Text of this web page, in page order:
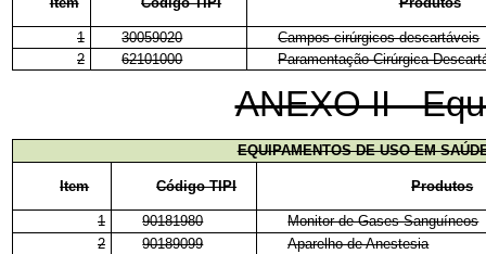
1 30059020
Campos cirúrgicos descartáveis
2
62101000 Paramentação Cirúrgica
ANEXO II -
EQUIPAMENTOS DE USO EM
Item Código TIPI Produtos
1 90181980
Monitor de Gases Sanguíneos
2
90189099
Aparelho de Anestesia